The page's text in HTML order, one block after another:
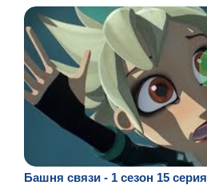
Башня связи - 1 сезон 15 серия